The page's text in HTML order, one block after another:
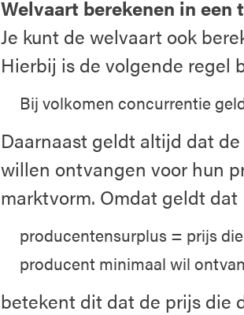
Welvaart berekenen in een
Je kunt de welvaart ook
Hierbij is de volgende regel
Bij volkomen concurrentie
Daarnaast geldt altijd dat
willen ontvangen voor hun
marktvorm. Omdat geldt dat
producentensurplus = prijs
producent minimaal wil
betekent dit dat de prijs die